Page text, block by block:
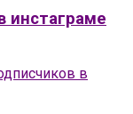
инстаграме